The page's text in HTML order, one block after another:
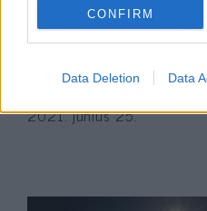
CONFIRM
Data Deletion Data
Wilders:
hasznos idióta
2021. június 25.